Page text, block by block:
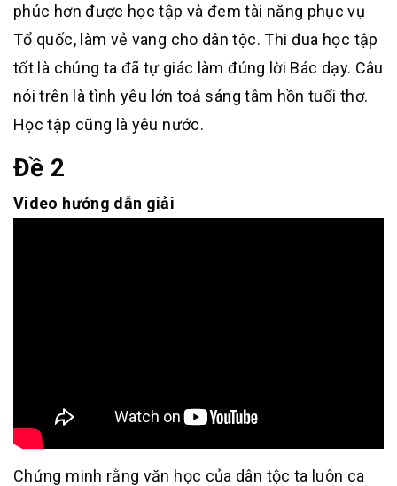
phúc hơn được học tập và đem tài năng phục vụ
Tổ quốc, làm vẻ vang cho dân tộc. Thi đua học tập
tốt là chúng ta đã tự giác làm đúng lời Bác dạy. Câu
nói trên là tình yêu lớn toả sáng tâm hồn tuổi thơ.
Học tập cũng là yêu nước.
Đề 2
Video hướng dẫn giải
Chứng minh rằng văn học của dân tộc ta luôn ca